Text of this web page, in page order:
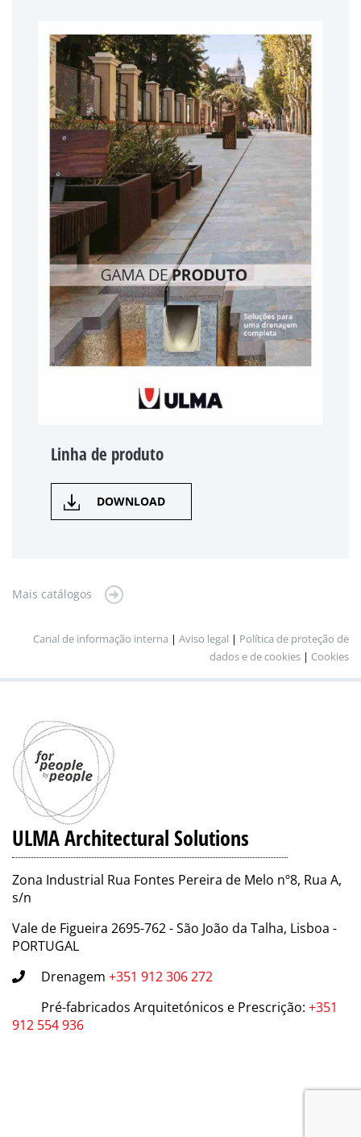
Linha de produto
DOWNLOAD
Mais catálogos
Canal de informação interna | Aviso legal | Política de proteção de
dados e de cookies | Cookies
ULMA Architectural Solutions
Zona Industrial Rua Fontes Pereira de Melo nº8, Rua A,
s/n
Vale de Figueira 2695-762 - São João da Talha, Lisboa -
PORTUGAL
Drenagem +351 912 306 272
Pré-fabricados Arquitetónicos e Prescrição: +351
912 554 936